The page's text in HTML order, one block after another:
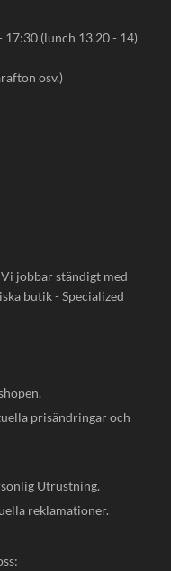
(lunch 13.20 - 14)
osv.)
jobbar ständigt med
butik - Specialized
prisändringar och
Utrustning.
reklamationer.